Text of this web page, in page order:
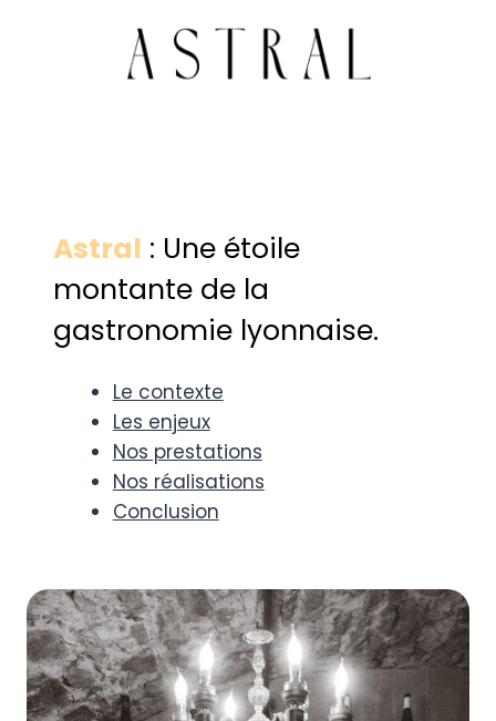
Astral : Une étoile
montante de la
gastronomie lyonnaise.
Le contexte
Les enjeux
Nos prestations
Nos réalisations
Conclusion